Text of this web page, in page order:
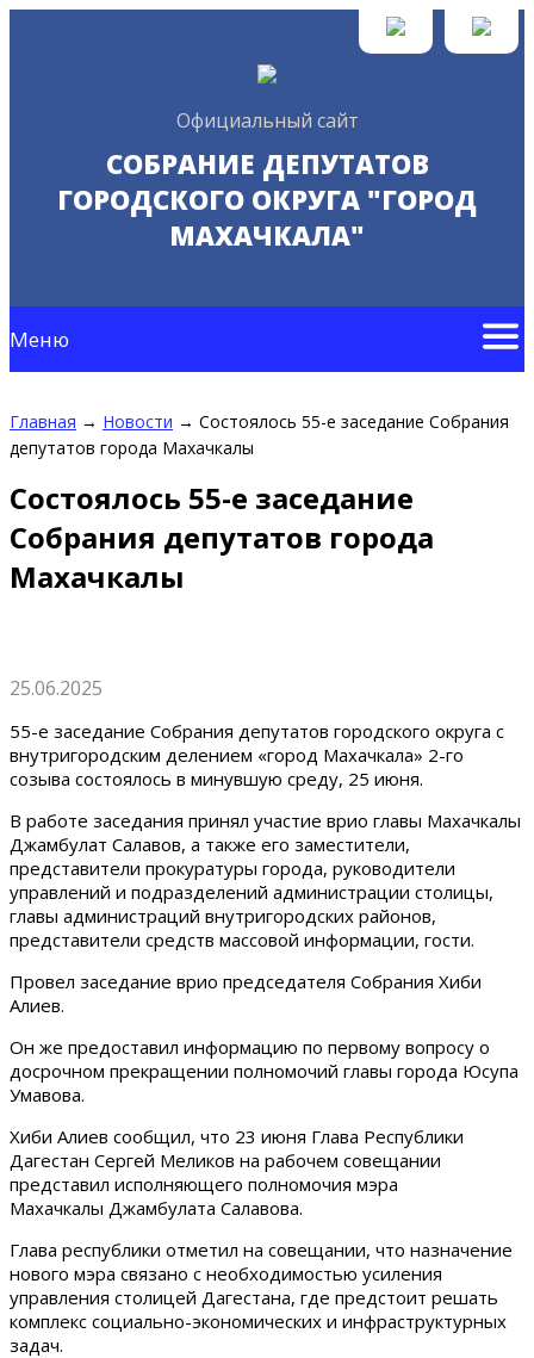
Официальный сайт
СОБРАНИЕ ДЕПУТАТОВ
ГОРОДСКОГО ОКРУГА "ГОРОД
МАХАЧКАЛА"
Меню
Главная → Новости → Состоялось 55-е заседание Собрания
депутатов города Махачкалы
Состоялось 55-е заседание
Собрания депутатов города
Махачкалы
25.06.2025
55-е заседание Собрания депутатов городского округа с
внутригородским делением «город Махачкала» 2-го
созыва состоялось в минувшую среду, 25 июня.
В работе заседания принял участие врио главы Махачкалы
Джамбулат Салавов, а также его заместители,
представители прокуратуры города, руководители
управлений и подразделений администрации столицы,
главы администраций внутригородских районов,
представители средств массовой информации, гости.
Провел заседание врио председателя Собрания Хиби
Алиев.
Он же предоставил информацию по первому вопросу о
досрочном прекращении полномочий главы города Юсупа
Умавова.
Хиби Алиев сообщил, что 23 июня Глава Республики
Дагестан Сергей Меликов на рабочем совещании
представил исполняющего полномочия мэра
Махачкалы Джамбулата Салавова.
Глава республики отметил на совещании, что назначение
нового мэра связано с необходимостью усиления
управления столицей Дагестана, где предстоит решать
комплекс социально-экономических и инфраструктурных
задач.